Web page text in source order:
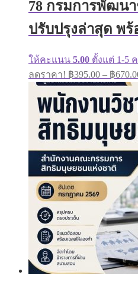
78 กรมการพัฒน
ปรับปรุงล่าสุด พร้
ให้คะแนน 5.00 ตั้งแต่ 1-5
ลดราคา! ฿395.00 – ฿